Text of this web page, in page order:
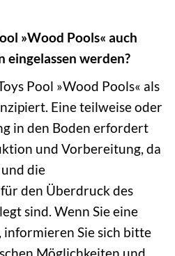
»Wood Pools« auch
eingelassen werden?
Pool »Wood Pools« als
Eine teilweise oder
in den Boden erfordert
und Vorbereitung, da
die
den Überdruck des
sind. Wenn Sie eine
informieren Sie sich bitte